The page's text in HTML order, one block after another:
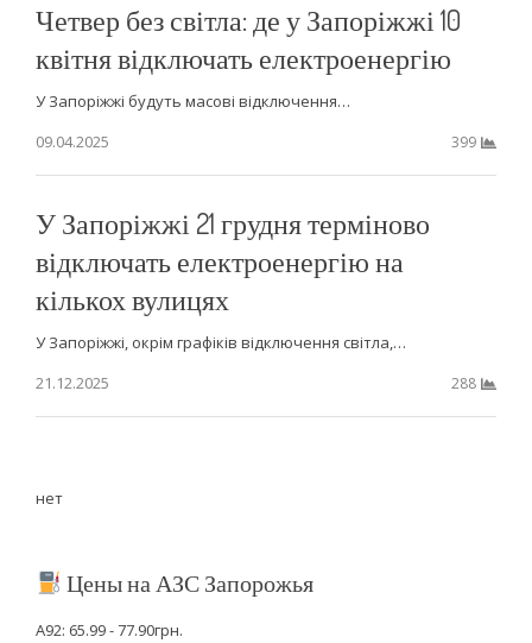
Четвер без світла: де у Запоріжжі 10
квітня відключать електроенергію
У Запоріжжі будуть масові відключення…
09.04.2025
399
У Запоріжжі 21 грудня терміново
відключать електроенергію на
кількох вулицях
У Запоріжжі, окрім графіків відключення світла,…
21.12.2025
288
нет
Цены на АЗС Запорожья
А92: 65.99 - 77.90грн.